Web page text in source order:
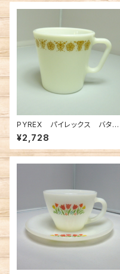
PYREX パイレックス バタフ
ライゴールド マグ（FK-1315
5）
¥2,728